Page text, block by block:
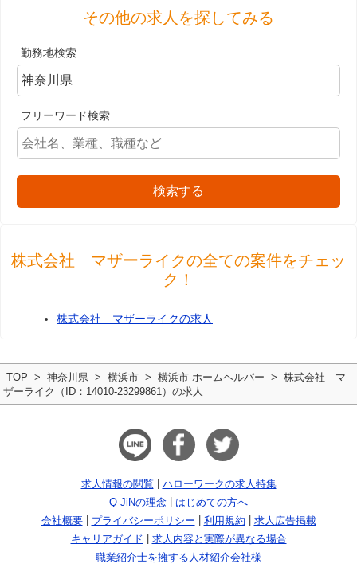
その他の求人を探してみる
勤務地検索
フリーワード検索
検索する
株式会社 マザーライクの全ての案件をチェッ
ク！
株式会社 マザーライクの求人
TOP 神奈川県 横浜市 横浜市-ホームヘルパー
株式会社 マ
ザーライク（ID：14010-23299861）の求人
求人情報の閲覧
ハローワークの求人特集
Q-JiNの理念
はじめての方へ
会社概要
プライバシーポリシー 利用規約
求人広告掲載
キャリアガイド
求人内容と実際が異なる場合
職業紹介士を擁する人材紹介会社様